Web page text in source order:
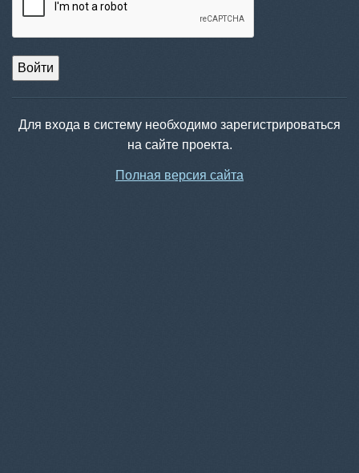
Войти
Для входа в систему необходимо зарегистрироваться
на сайте проекта.
Полная версия сайта